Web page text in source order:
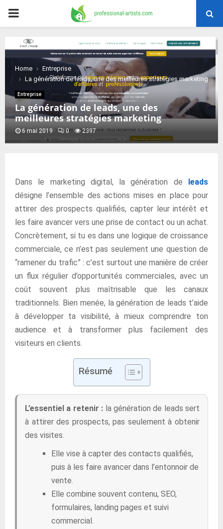
PRIMARY
MENU
Home
Entreprise
La génération de leads, une des meilleures stratégies marketing
Entreprise
La génération de leads, une des
meilleures stratégies marketing
6 mai 2019 0 2397
Dans le marketing digital, la génération de leads
désigne l’ensemble des actions mises en place pour
attirer des prospects qualifiés, capter leur intérêt et
les faire avancer vers une prise de contact ou un achat.
Concrètement, si tu es dans une logique de croissance
commerciale, ce n’est pas seulement une question de
“ramener du trafic” : c’est surtout une manière de créer
un flux régulier d’opportunités commerciales, avec un
coût souvent plus maîtrisable que les canaux
traditionnels. Bien menée, la génération de leads t’aide
à développer ta visibilité, à mieux comprendre ton
audience et à transformer plus facilement des
visiteurs en clients.
Résumé
L’essentiel a retenir : la génération de leads sert
à attirer des prospects, pas seulement à obtenir
des visites.
Elle vise à capter des contacts qualifiés,
puis à les faire avancer dans l’entonnoir de
vente.
Elle combine souvent contenu, SEO,
formulaires, landing pages et suivi
commercial.